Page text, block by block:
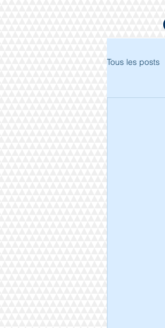
Tous les posts